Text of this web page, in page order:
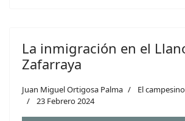
La inmigración en el
Zafarraya
Juan Miguel Ortigosa Palma
El
23 Febrero 2024